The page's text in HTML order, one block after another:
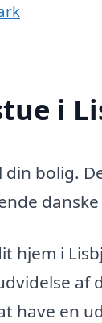
i
bolig.
danske
hjem i
af
have en